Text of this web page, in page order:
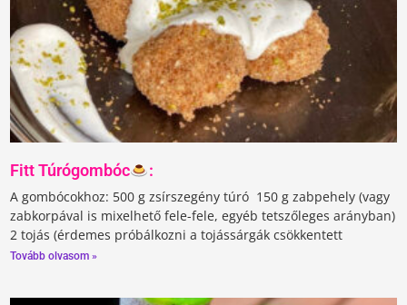
Fitt Túrógombóc :
A gombócokhoz:⁣⁣ 500 g zsírszegény túró ⁣⁣ 150 g zabpehely (vagy
zabkorpával is mixelhető fele-fele, egyéb tetszőleges arányban)⁣⁣
2 tojás (érdemes próbálkozni a tojássárgák csökkentett
Tovább olvasom »